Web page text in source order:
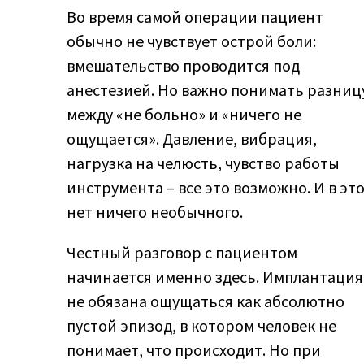
Во время самой операции пациент
обычно не чувствует острой боли:
вмешательство проводится под
анестезией. Но важно понимать
между «не больно» и «ничего не
ощущается». Давление, вибрация,
нагрузка на челюсть, чувство работы
инструмента – все это возможно. И в
нет ничего необычного.
Честный разговор с пациентом
начинается именно здесь. Имплантация
не обязана ощущаться как абсолютно
пустой эпизод, в котором человек не
понимает, что происходит. Но при